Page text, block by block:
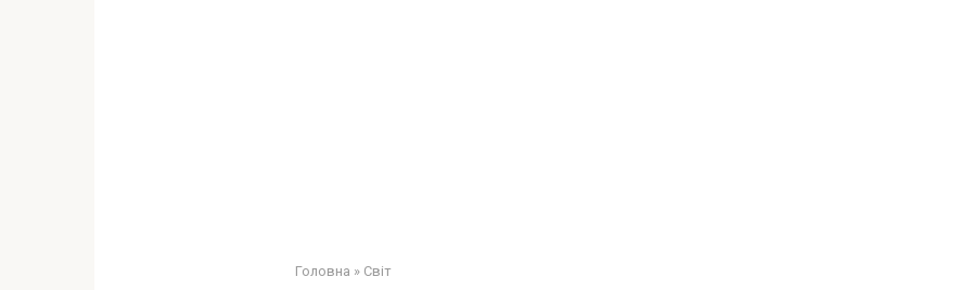
Головна » Світ